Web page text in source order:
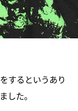
するというあり
した。